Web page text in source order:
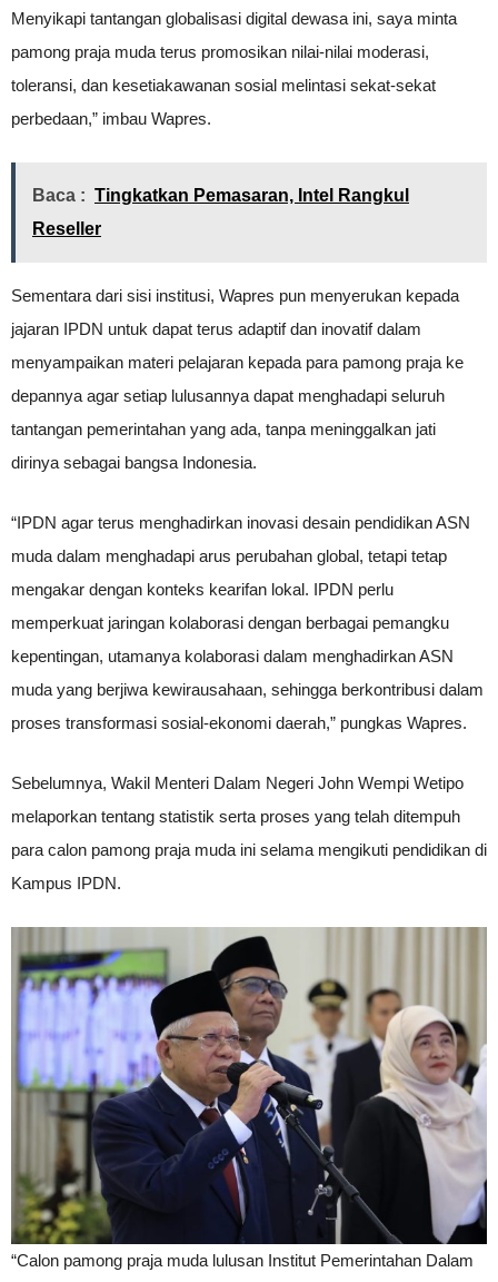
Menyikapi tantangan globalisasi digital dewasa ini, saya minta
pamong praja muda terus promosikan nilai-nilai moderasi,
toleransi, dan kesetiakawanan sosial melintasi sekat-sekat
perbedaan,” imbau Wapres.
Baca : Tingkatkan Pemasaran, Intel Rangkul
Reseller
Sementara dari sisi institusi, Wapres pun menyerukan kepada
jajaran IPDN untuk dapat terus adaptif dan inovatif dalam
menyampaikan materi pelajaran kepada para pamong praja ke
depannya agar setiap lulusannya dapat menghadapi seluruh
tantangan pemerintahan yang ada, tanpa meninggalkan jati
dirinya sebagai bangsa Indonesia.
“IPDN agar terus menghadirkan inovasi desain pendidikan ASN
muda dalam menghadapi arus perubahan global, tetapi tetap
mengakar dengan konteks kearifan lokal. IPDN perlu
memperkuat jaringan kolaborasi dengan berbagai pemangku
kepentingan, utamanya kolaborasi dalam menghadirkan ASN
muda yang berjiwa kewirausahaan, sehingga berkontribusi dalam
proses transformasi sosial-ekonomi daerah,” pungkas Wapres.
Sebelumnya, Wakil Menteri Dalam Negeri John Wempi Wetipo
melaporkan tentang statistik serta proses yang telah ditempuh
para calon pamong praja muda ini selama mengikuti pendidikan di
Kampus IPDN.
“Calon pamong praja muda lulusan Institut Pemerintahan Dalam